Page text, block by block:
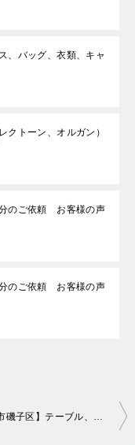
、バッグ、衣類、キャ
クトーン、オルガン）
のご依頼 お客様の声
のご依頼 お客様の声
【横浜市磯子区】テーブル、ゴミ箱、椅子、カーペット等の回収・処分